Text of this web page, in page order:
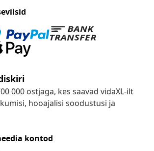
000 ostjaga, kes saavad vidaXL-ilt
hooajalisi soodustusi ja
kontod